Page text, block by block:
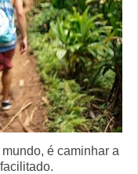
é caminhar a